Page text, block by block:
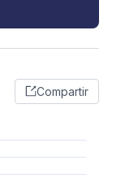
Compartir